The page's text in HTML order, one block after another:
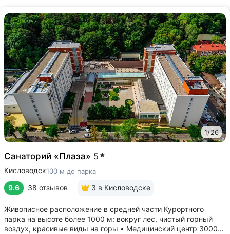
1/26
Санаторий «Плаза» 5
Кисловодск100 м до парка
9.6 38 отзывов 3 в Кисловодске
Живописное расположение в средней части Курортного
парка на высоте более 1000 м: вокруг лес, чистый горный
воздух, красивые виды на горы • Медицинский центр 3000